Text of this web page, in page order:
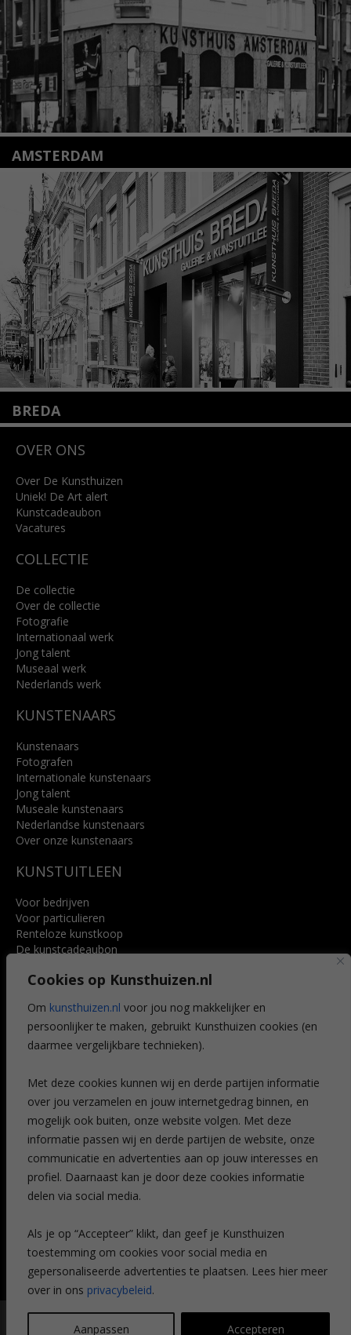
Cookies op Kunsthuizen.nl
Om kunsthuizen.nl voor jou nog makkelijker en
persoonlijker te maken, gebruikt Kunsthuizen cookies (en
daarmee vergelijkbare technieken).
Met deze cookies kunnen wij en derde partijen informatie
over jou verzamelen en jouw internetgedrag binnen, en
mogelijk ook buiten, onze website volgen. Met deze
informatie passen wij en derde partijen de website, onze
communicatie en advertenties aan op jouw interesses en
profiel. Daarnaast kan je door deze cookies informatie
delen via social media.
Als je op “Accepteer” klikt, dan geef je Kunsthuizen
toestemming om cookies voor social media en
gepersonaliseerde advertenties te plaatsen. Lees hier meer
over in ons privacybeleid.
Aanpassen Accepteren
Lees meer
AMSTERDAM
Amstelveenseweg 135
1075 VX Amsterdam
+31 (0)20 2332546
info@kunsthuisamsterdam.nl
Lees meer
BREDA
4818 SB Breda
info@kunsthuisbreda.nl
Lees meer
OVER ONS
Over De Kunsthuizen
Uniek! De Art alert
Kunstcadeaubon
Vacatures
COLLECTIE
De collectie
Over de collectie
Fotografie
Internationaal werk
Jong talent
Museaal werk
Nederlands werk
KUNSTENAARS
Kunstenaars
Fotografen
Internationale kunstenaars
Jong talent
Museale kunstenaars
Nederlandse kunstenaars
Over onze kunstenaars
KUNSTUITLEEN
Voor bedrijven
Voor particulieren
Renteloze kunstkoop
De kunstcadeaubon
Voordelen
Veelgestelde vragen
CONTACT
Leiden
Amsterdam
Breda
Favorieten
Mijn art alert
NIEUWSBRIEF
© Kunsthuizen 2026 All rights reserved | Disclaimer|